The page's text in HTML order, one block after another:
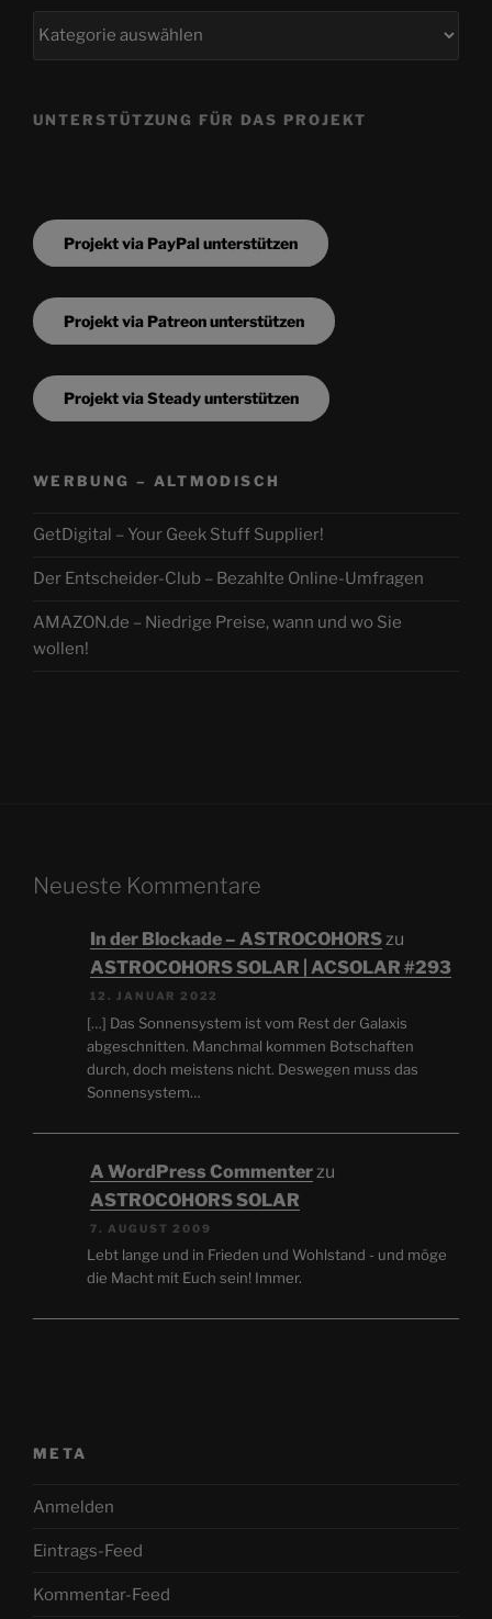
UNTERSTÜTZUNG FÜR DAS PROJEKT
Projekt via PayPal unterstützen
Projekt via Patreon unterstützen
Projekt via Steady unterstützen
WERBUNG – ALTMODISCH
GetDigital – Your Geek Stuff Supplier!
Der Entscheider-Club – Bezahlte Online-Umfragen
AMAZON.de – Niedrige Preise, wann und wo Sie
wollen!
Neueste Kommentare
In der Blockade – ASTROCOHORSzu
ASTROCOHORS SOLAR | ACSOLAR #293
12. JANUAR 2022
[…] Das Sonnensystem ist vom Rest der Galaxis
abgeschnitten. Manchmal kommen Botschaften
durch, doch meistens nicht. Deswegen muss das
Sonnensystem…
A WordPress Commenterzu
ASTROCOHORS SOLAR
7. AUGUST 2009
Lebt lange und in Frieden und Wohlstand - und möge
die Macht mit Euch sein! Immer.
META
Anmelden
Eintrags-Feed
Kommentar-Feed